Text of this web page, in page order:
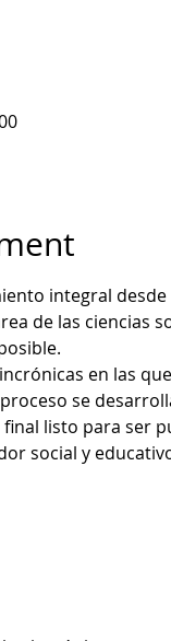
integral
de las ciencias
en las
se
listo para ser
social y